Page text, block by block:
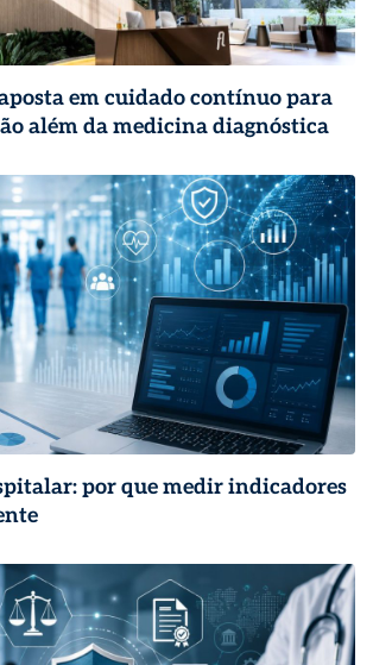
em cuidado contínuo para
além da medicina diagnóstica
por que medir indicadores